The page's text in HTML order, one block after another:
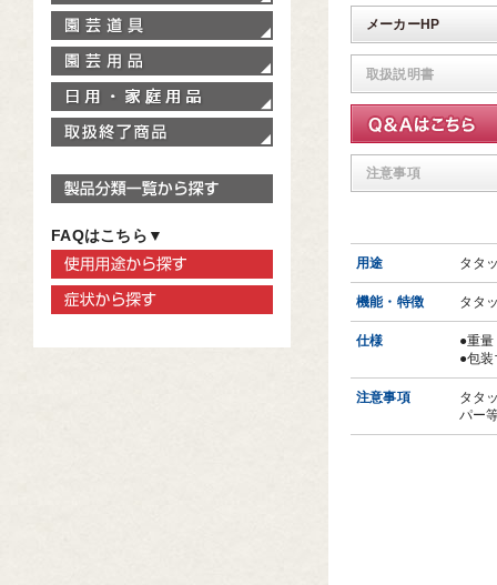
メーカーHP
取扱説明書
注意事項
用途 タタ
機能・特徴 タタ
仕様
●重
●包
注意事項
タタ
パー
製品分類一覧から探す
FAQはこちら▼
使用用途から探す